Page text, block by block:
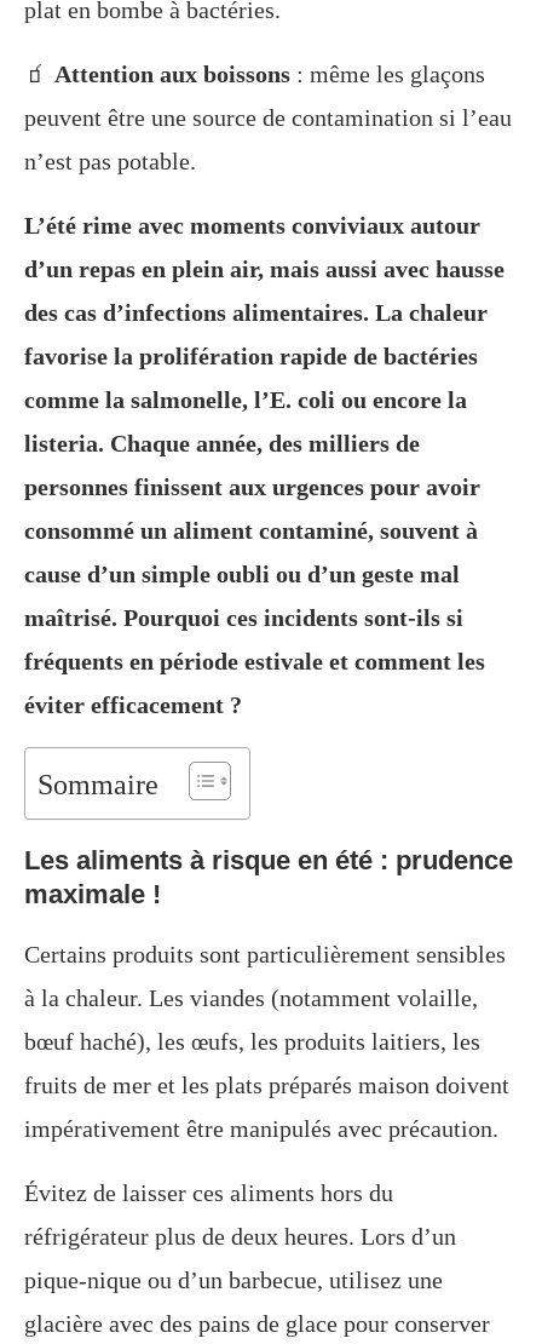
plat en bombe à bactéries.
🧃 Attention aux boissons : même les glaçons
peuvent être une source de contamination si l’eau
n’est pas potable.
L’été rime avec moments conviviaux autour
d’un repas en plein air, mais aussi avec hausse
des cas d’infections alimentaires. La chaleur
favorise la prolifération rapide de bactéries
comme la salmonelle, l’E. coli ou encore la
listeria. Chaque année, des milliers de
personnes finissent aux urgences pour avoir
consommé un aliment contaminé, souvent à
cause d’un simple oubli ou d’un geste mal
maîtrisé. Pourquoi ces incidents sont-ils si
fréquents en période estivale et comment les
éviter efficacement ?
Sommaire
Les aliments à risque en été : prudence
maximale !
Certains produits sont particulièrement sensibles
à la chaleur. Les viandes (notamment volaille,
bœuf haché), les œufs, les produits laitiers, les
fruits de mer et les plats préparés maison doivent
impérativement être manipulés avec précaution.
Évitez de laisser ces aliments hors du
réfrigérateur plus de deux heures. Lors d’un
pique-nique ou d’un barbecue, utilisez une
glacière avec des pains de glace pour conserver